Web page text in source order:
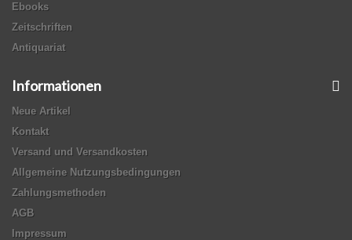
Ebooks
Zeitschriften
Antiquariat
Informationen
Neue Artikel
Kontakt
Versand und Versandkosten
Allgemeine Nutzungsbedingungen
Zahlungsmethoden
AGB
Impressum